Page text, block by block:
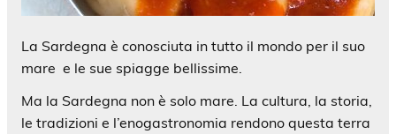
La Sardegna è conosciuta in tutto il mondo per il suo
mare e le sue spiagge bellissime.
Ma la Sardegna non è solo mare. La cultura, la storia,
le tradizioni e l’enogastronomia rendono questa terra